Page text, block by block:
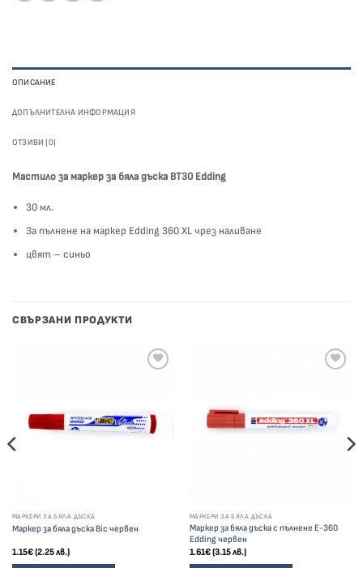
ОПИСАНИЕ
ДОПЪЛНИТЕЛНА ИНФОРМАЦИЯ
ОТЗИВИ (0)
Мастило за маркер за бяла дъска BT30 Edding
30 мл.
За пълнене на маркер Edding 360 XL чрез наливане
цвят – синьо
СВЪРЗАНИ ПРОДУКТИ
МАРКЕРИ ЗА БЯЛА ДЪСКА
Маркер за бяла дъска Bic червен
1.15€(2.25 лв.)
МАРКЕРИ ЗА БЯЛА ДЪСКА
Маркер за бяла дъска с пълнене Е-360
Edding червен
1.61€(3.15 лв.)